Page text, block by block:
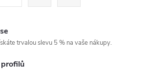
trvalou slevu 5 % na vaše nákupy.